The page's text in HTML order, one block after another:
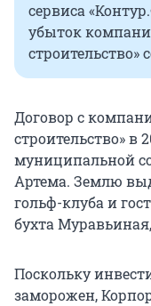
сервиса
убыток
строительство»
Договор с
строительство» в
муниципальной
Артема. Землю
гольф-клуба и
бухта
Поскольку
заморожен,